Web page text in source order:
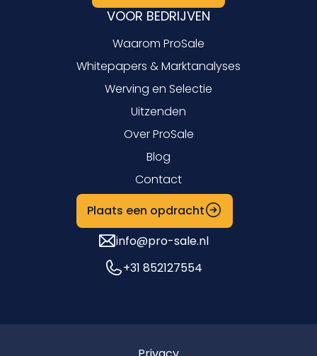
VOOR BEDRIJVEN
Waarom ProSale
Whitepapers & Marktanalyses
Werving en Selectie
Uitzenden
Over ProSale
Blog
Contact
Plaats een opdracht
info@pro-sale.nl
+31 852127554